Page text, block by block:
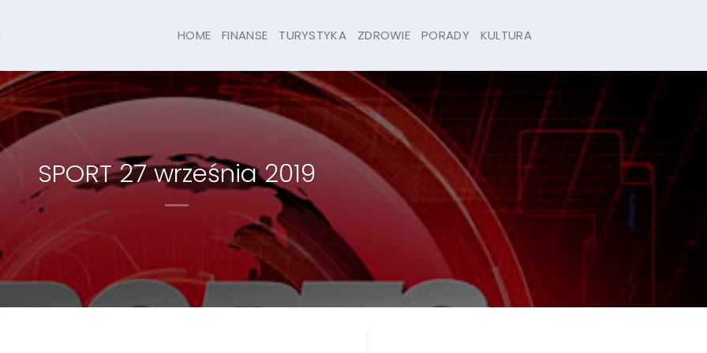
HOME FINANSE TURYSTYKA ZDROWIE PORADY KULTURA
SPORT 27 września 2019